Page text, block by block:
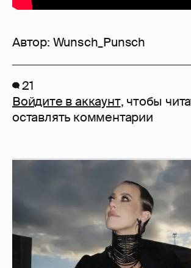
Автор: Wunsch_Punsch
21
Войдите в аккаунт, чтобы
оставлять комментарии